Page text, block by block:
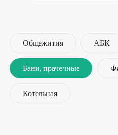
Общежития АБК
Бани, прачечные
Котельная